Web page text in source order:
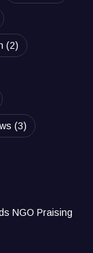
(2)
(3)
NGO Praising